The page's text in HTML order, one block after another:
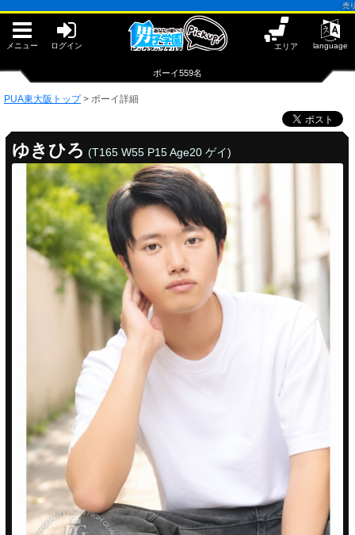
売り専(ウ
PUA東大阪
メニュー ログイン エリア language
ボーイ559名
サテライト大宮
PUA柏
PUA'赤羽
PUA'八重洲
PUA'池袋
PUA'羽田
PUA'吉祥寺
PUA立川
PUA四日市
PUA津
PUA和歌山
PUA奈良
PUA加古川
PUA姫路
×閉じる
PUA鹿児島
PUA東大阪トップ> ボーイ詳細
ゆきひろ (T165 W55 P15 Age20 ゲイ)